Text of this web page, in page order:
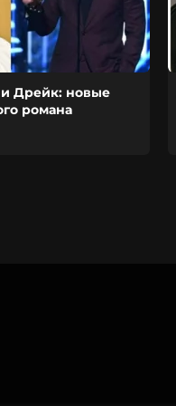
Дрейк: новые
романа